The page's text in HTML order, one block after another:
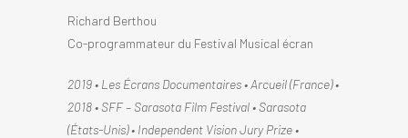
Richard Berthou
Co-programmateur du Festival Musical écran
2019 • Les Écrans Documentaires • Arcueil (France) •
2018 • SFF – Sarasota Film Festival • Sarasota
(États-Unis) • Independent Vision Jury Prize •